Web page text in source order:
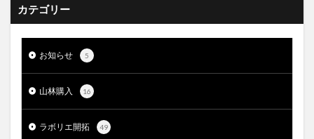
カテゴリー
お知らせ 5
山林購入 16
ラボリエ開拓 49